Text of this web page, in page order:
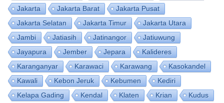
Jakarta
Jakarta Barat
Jakarta Pusat
Jakarta Selatan
Jakarta Timur
Jakarta Utara
Jambi
Jatiasih Jatinangor
Jatiuwung
Jayapura
Jember Jepara
Kalideres
Karanganyar
Karawaci Karawang
Kasokandel
Kawali
Kebon Jeruk Kebumen
Kediri
Kelapa Gading
Kendal Klaten Krian
Kudus